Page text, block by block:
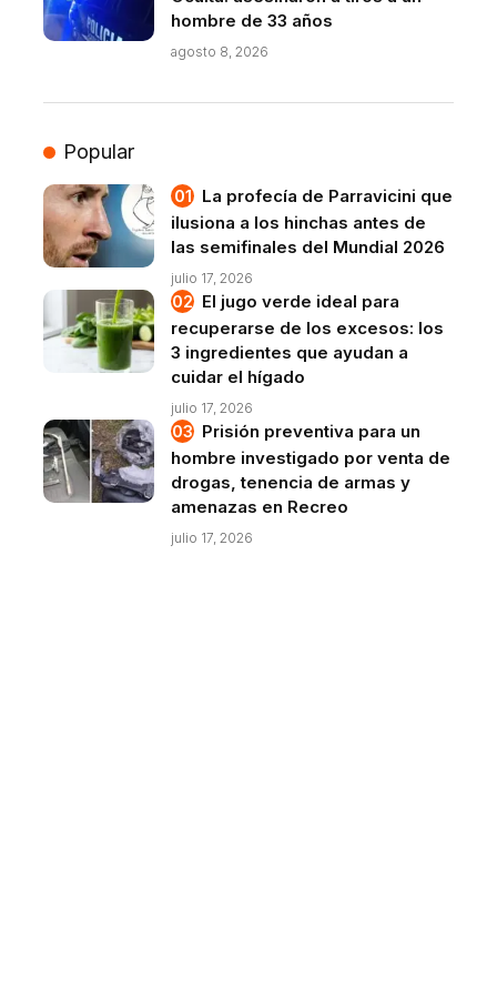
hombre de 33 años
agosto 8, 2026
Popular
La profecía de Parravicini que
ilusiona a los hinchas antes de
las semifinales del Mundial 2026
julio 17, 2026
El jugo verde ideal para
recuperarse de los excesos: los
3 ingredientes que ayudan a
cuidar el hígado
julio 17, 2026
Prisión preventiva para un
hombre investigado por venta de
drogas, tenencia de armas y
amenazas en Recreo
julio 17, 2026